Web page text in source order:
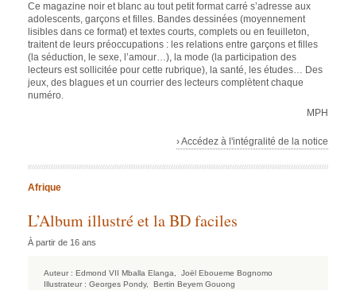
Ce magazine noir et blanc au tout petit format carré s’adresse aux
adolescents, garçons et filles. Bandes dessinées (moyennement
lisibles dans ce format) et textes courts, complets ou en feuilleton,
traitent de leurs préoccupations : les relations entre garçons et filles
(la séduction, le sexe, l’amour…), la mode (la participation des
lecteurs est sollicitée pour cette rubrique), la santé, les études… Des
jeux, des blagues et un courrier des lecteurs complètent chaque
numéro.
MPH
› Accédez à l'intégralité de la notice
Afrique
L’Album illustré et la BD faciles
À partir de 16 ans
Auteur : Edmond VII Mballa Elanga,
Joël Eboueme Bognomo
Illustrateur : Georges Pondy,
Bertin Beyem Gouong